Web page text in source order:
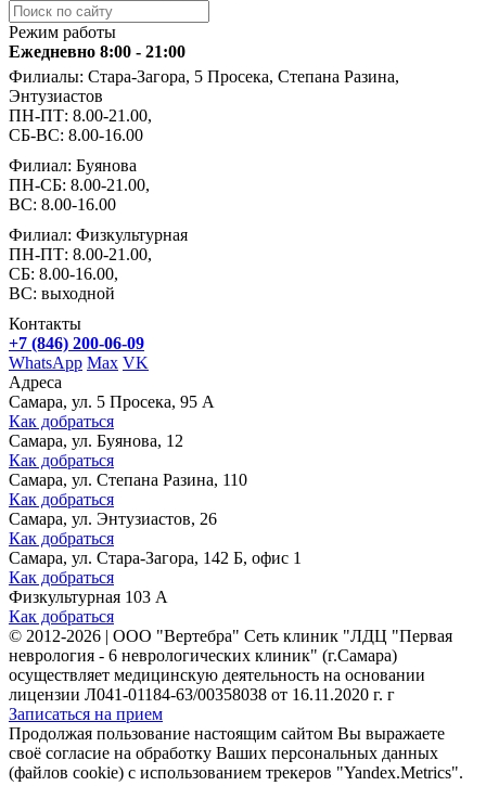
Режим работы
Ежедневно 8:00 - 21:00
Филиалы: Стара-Загора, 5 Просека, Степана Разина,
Энтузиастов
ПН-ПТ: 8.00-21.00,
СБ-ВС: 8.00-16.00
Филиал: Буянова
ПН-СБ: 8.00-21.00,
ВС: 8.00-16.00
Филиал: Физкультурная
ПН-ПТ: 8.00-21.00,
СБ: 8.00-16.00,
ВС: выходной
Контакты
+7 (846) 200-06-09
WhatsApp Max VK
Адреса
Самара, ул. 5 Просека, 95 А
Как добраться
Самара, ул. Буянова, 12
Как добраться
Самара, ул. Степана Разина, 110
Как добраться
Самара, ул. Энтузиастов, 26
Как добраться
Самара, ул. Стара-Загора, 142 Б, офис 1
Как добраться
Физкультурная 103 А
Как добраться
© 2012-2026 | ООО "Вертебра" Сеть клиник "ЛДЦ "Первая
неврология - 6 неврологических клиник" (г.Самара)
осуществляет медицинскую деятельность на основании
лицензии Л041-01184-63/00358038 от 16.11.2020 г. г
Записаться на прием
Продолжая пользование настоящим сайтом Вы выражаете
своё согласие на обработку Ваших персональных данных
(файлов cookie) с использованием трекеров "Yandex.Metrics".